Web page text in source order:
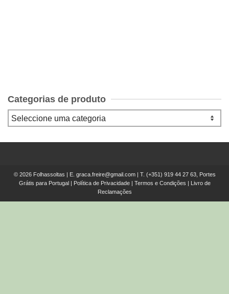
Categorias de produto
© 2026 Folhassoltas | E. graca.freire@gmail.com| T. (+351) 919 44 27 63, Portes
Grátis para Portugal | Política de Privacidade| Termos e Condições | Livro de
Reclamações